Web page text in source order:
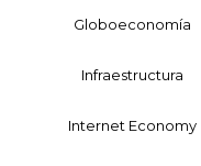
Globoeconomía
Infraestructura
Internet Economy